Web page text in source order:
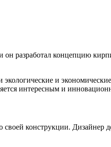
разработал концепцию
и
интересным и
конструкции. Дизайнер